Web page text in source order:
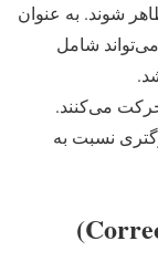
شوند. به عنوان
شامل
می‌کنند.
نسبت به